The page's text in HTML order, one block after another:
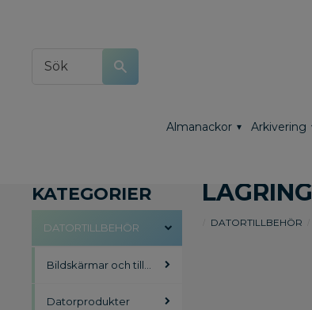
Almanackor Arkivering
LAGRING
DATORTILLBEHÖR
KATEGORIER
DATORTILLBEHÖR
Bildskärmar och tillbehör
Datorprodukter